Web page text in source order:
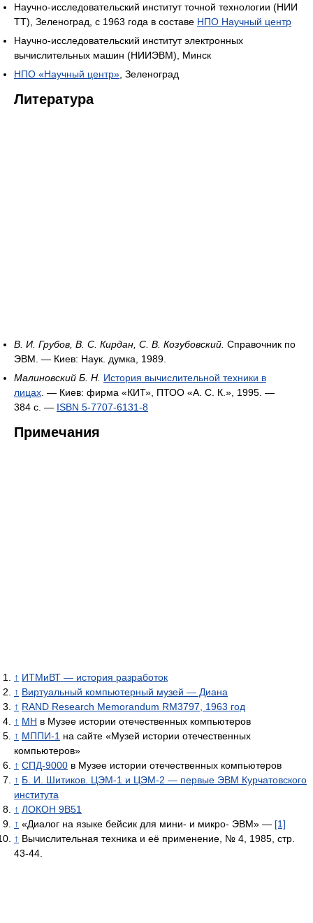
Научно-исследовательский институт точной технологии (НИИ
ТТ), Зеленоград, с 1963 года в составе НПО Научный центр
Научно-исследовательский институт электронных
вычислительных машин (НИИЭВМ), Минск
НПО «Научный центр» , Зеленоград
Литература
В. И. Грубов, В. С. Кирдан, С. В. Козубовский. Справочник по
ЭВМ. — Киев: Наук. думка, 1989.
Малиновский Б. Н. История вычислительной техники в
лицах . — Киев: фирма «КИТ», ПТОО «А. С. К.», 1995. —
384 с. — ISBN 5-7707-6131-8
Примечания
↑ ИТМиВТ — история разработок
↑ Виртуальный компьютерный музей — Диана
↑ RAND Research Memorandum RM3797, 1963 год
↑ МН в Музее истории отечественных компьютеров
↑ МППИ-1 на сайте «Музей истории отечественных
компьютеров»
↑ СПД-9000 в Музее истории отечественных компьютеров
↑ Б. И. Шитиков. ЦЭМ-1 и ЦЭМ-2 — первые ЭВМ Курчатовского
института
↑ ЛОКОН 9В51
↑ «Диалог на языке бейсик для мини- и микро- ЭВМ» — [1]
↑ Вычислительная техника и её применение, № 4, 1985, стр.
43-44.